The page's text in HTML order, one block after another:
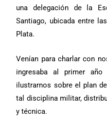
una delegación de la
Santiago, ubicada entre
Plata.
Venían para charlar con
ingresaba al primer
ilustrarnos sobre el plan
tal disciplina militar,
y técnica.